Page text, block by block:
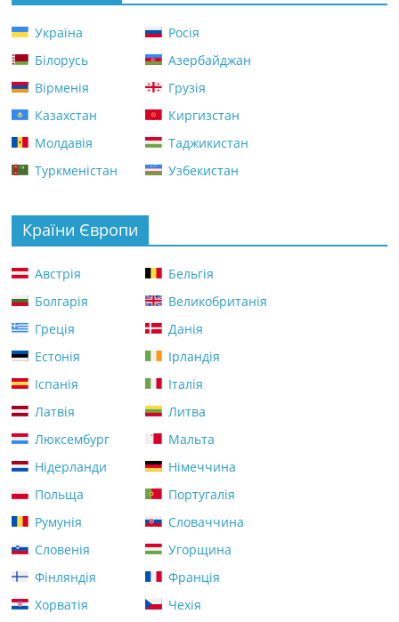
Україна
Росія
Білорусь
Азербайджан
Вірменія
Грузія
Казахстан
Киргизстан
Молдавія
Таджикистан
Туркменістан
Узбекистан
Країни Європи
Австрія
Бельгія
Болгарія
Великобританія
Греція
Данія
Естонія
Ірландія
Іспанія
Італія
Латвія
Литва
Люксембург
Мальта
Нідерланди
Німеччина
Польща
Португалія
Румунія
Словаччина
Словенія
Угорщина
Фінляндія
Франція
Хорватія
Чехія